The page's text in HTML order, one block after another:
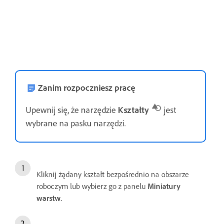
Zanim rozpoczniesz pracę
Upewnij się, że narzędzie Kształty
jest
wybrane na pasku narzędzi.
Kliknij żądany kształt bezpośrednio na obszarze
roboczym lub wybierz go z panelu Miniatury
warstw.